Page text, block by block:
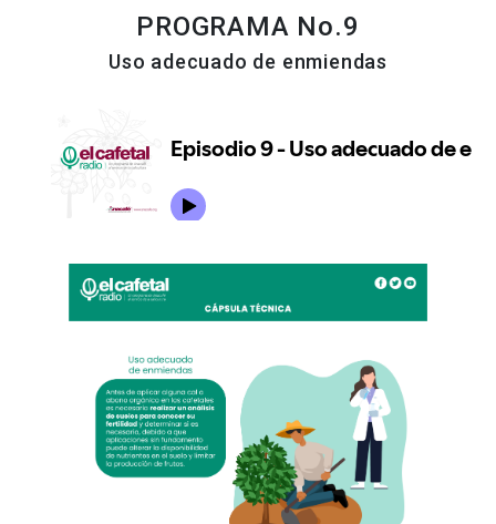
PROGRAMA No.9
Uso adecuado de enmiendas